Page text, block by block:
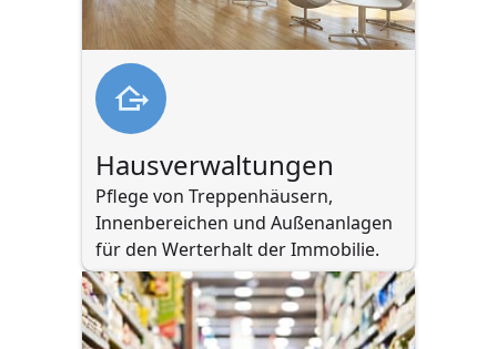
Hausverwaltungen
Pflege von Treppenhäusern,
Innenbereichen und Außenanlagen
für den Werterhalt der Immobilie.